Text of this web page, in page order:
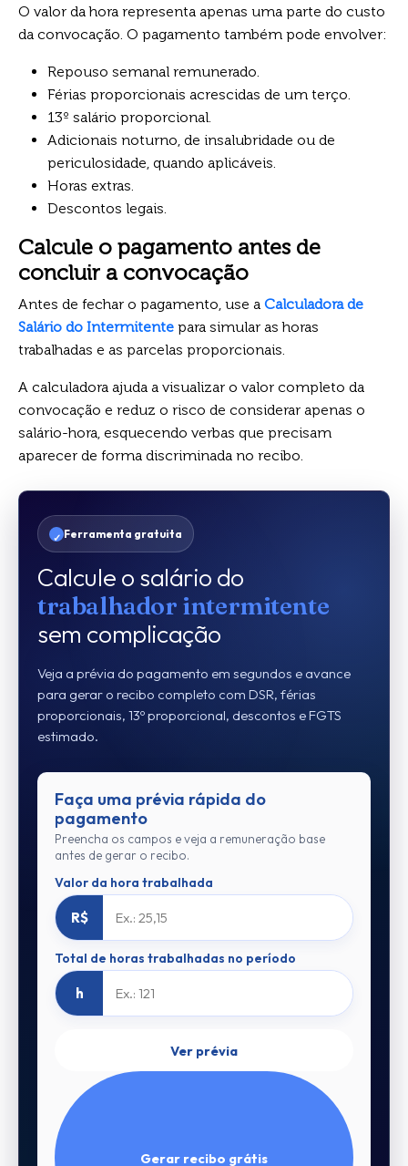
O valor da hora representa apenas uma parte do custo
da convocação. O pagamento também pode envolver:
Repouso semanal remunerado.
Férias proporcionais acrescidas de um terço.
13º salário proporcional.
Adicionais noturno, de insalubridade ou de
periculosidade, quando aplicáveis.
Horas extras.
Descontos legais.
Calcule o pagamento antes de
concluir a convocação
Antes de fechar o pagamento, use a Calculadora de
Salário do Intermitente para simular as horas
trabalhadas e as parcelas proporcionais.
A calculadora ajuda a visualizar o valor completo da
convocação e reduz o risco de considerar apenas o
salário-hora, esquecendo verbas que precisam
aparecer de forma discriminada no recibo.
Ferramenta gratuita
Calcule o salário do
trabalhador intermitente
sem complicação
Veja a prévia do pagamento em segundos e avance
para gerar o recibo completo com DSR, férias
proporcionais, 13º proporcional, descontos e FGTS
estimado.
Faça uma prévia rápida do
pagamento
Preencha os campos e veja a remuneração base
antes de gerar o recibo.
Valor da hora trabalhada
R$
Total de horas trabalhadas no período
h
Ver prévia
Gerar recibo grátis